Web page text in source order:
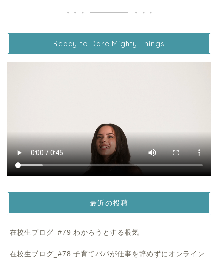
Ready to Dare Mighty Things
最近の投稿
在校生ブログ_#79 わかろうとする根気
在校生ブログ_#78 子育てパパが仕事を辞めずにオンライン